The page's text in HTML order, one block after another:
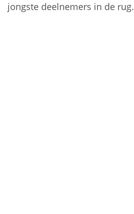
jongste deelnemers in de rug.